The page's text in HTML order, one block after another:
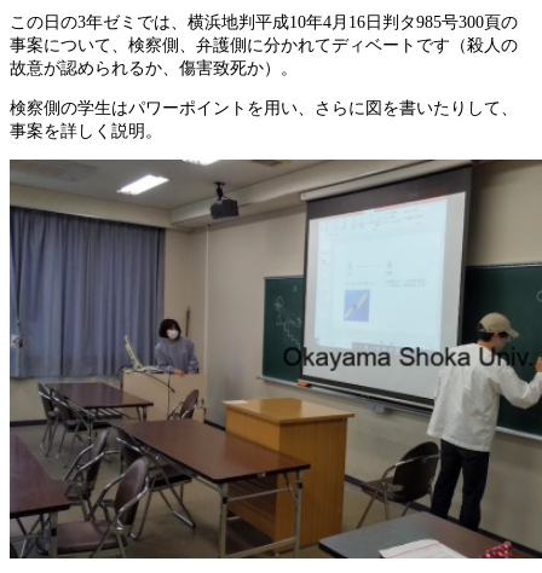
この日の3年ゼミでは、横浜地判平成10年4月16日判タ985号300頁の
事案について、検察側、弁護側に分かれてディベートです（殺人の
故意が認められるか、傷害致死か）。
検察側の学生はパワーポイントを用い、さらに図を書いたりして、
事案を詳しく説明。